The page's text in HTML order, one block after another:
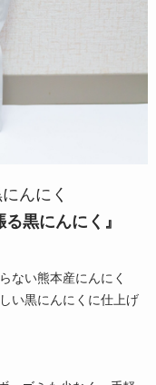
んにく
黒にんにく』
ない熊本産にんにく
い黒にんにくに仕上げ